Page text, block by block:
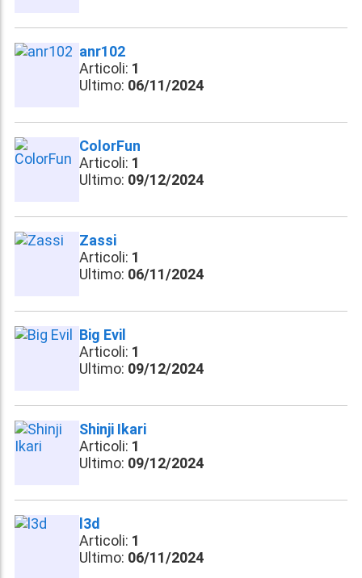
anr102
Articoli: 1
Ultimo: 06/11/2024
ColorFun
Articoli: 1
Ultimo: 09/12/2024
Zassi
Articoli: 1
Ultimo: 06/11/2024
Big Evil
Articoli: 1
Ultimo: 09/12/2024
Shinji Ikari
Articoli: 1
Ultimo: 09/12/2024
l3d
Articoli: 1
Ultimo: 06/11/2024